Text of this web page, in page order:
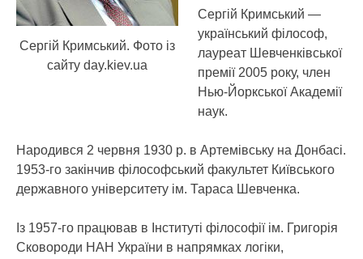
Сергій Кримський. Фото із
сайту day.kiev.ua
Сергій Кримський —
український філософ,
лауреат Шевченківської
премії 2005 року, член
Нью-Йоркської Академії
наук.
Народився 2 червня 1930 р. в Артемівську на Донбасі.
1953-го закінчив філософський факультет Київського
державного університету ім. Тараса Шевченка.
Із 1957-го працював в Інституті філософії ім. Григорія
Сковороди НАН України в напрямках логіки,